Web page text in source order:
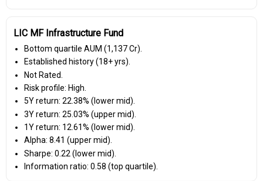
LIC MF Infrastructure Fund
Bottom quartile AUM (₹1,137 Cr).
Established history (18+ yrs).
Not Rated.
Risk profile: High.
5Y return: 22.38% (lower mid).
3Y return: 25.03% (upper mid).
1Y return: 12.61% (lower mid).
Alpha: 8.41 (upper mid).
Sharpe: 0.22 (lower mid).
Information ratio: 0.58 (top quartile).